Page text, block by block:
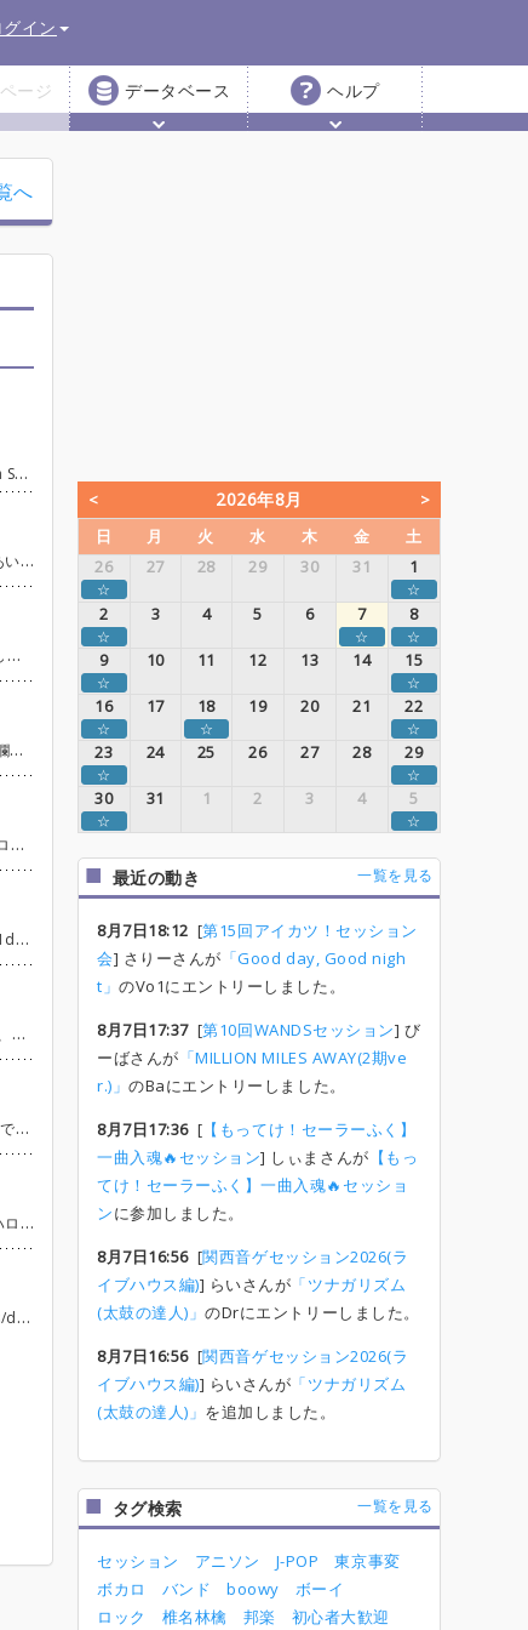
グイン
ージ データベース ヘルプ
へ
す🎵
す！
一
一
げ
ださい。
野口健一
（参加自由）
2026年8月
日 月 火 水 木 金
土
26
27 28 29 30 31 1
☆ ☆
2 3 4 5 6 7 8
☆ ☆ ☆
9 10 11 12 13 14 15
☆ ☆
16 17 18 19 20 21 22
☆ ☆ ☆
23 24 25 26 27 28 29
☆ ☆
30 31 1 2 3 4 5
☆ ☆
最近の動き 一覧を見る
8月7日18:12 [第15回アイカツ！セッション
会] さりーさんが 「Good day, Good nigh
t」のVo1にエントリーしました。
8月7日17:37[第10回WANDSセッション] び
ーばさんが 「MILLION MILES AWAY(2期ve
r.)」のBaにエントリーしました。
8月7日17:36[ 【もってけ！セーラーふく】
一曲入魂🔥セッション] しぃまさんが 【もっ
てけ！セーラーふく】一曲入魂🔥セッショ
ンに参加しました。
8月7日16:56[関西音ゲセッション2026(ラ
イブハウス編)] らいさんが 「ツナガリズム
(太鼓の達人)」のDrにエントリーしました。
8月7日16:56[関西音ゲセッション2026(ラ
イブハウス編)] らいさんが 「ツナガリズム
(太鼓の達人)」 を追加しました。
タグ検索 一覧を見る
セッション アニソン J-POP
東京事変
ボカロ
バンド boowy
ボーイ
ロック
椎名林檎 邦楽 初心者大歓迎